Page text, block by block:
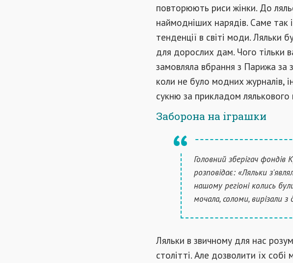
повторюють риси жінки. До
наймодніших нарядів. Саме так
тенденції в світі моди. Ляльки
для дорослих дам. Чого тільки
замовляла вбрання з Парижа за
коли не було модних журналів,
сукню за прикладом лялькового
Заборона на іграшки
Головний зберігач
розповідає: «Ляльки
нашому регіоні колись
мочала, соломи, вирізали
Ляльки в звичному для нас
столітті. Але дозволити їх собі